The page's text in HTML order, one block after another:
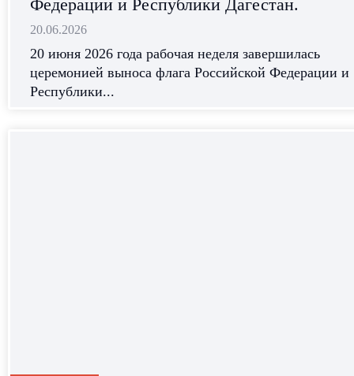
Федерации и Республики Дагестан.
20.06.2026
20 июня 2026 года рабочая неделя завершилась
церемонией выноса флага Российской Федерации и
Республики...